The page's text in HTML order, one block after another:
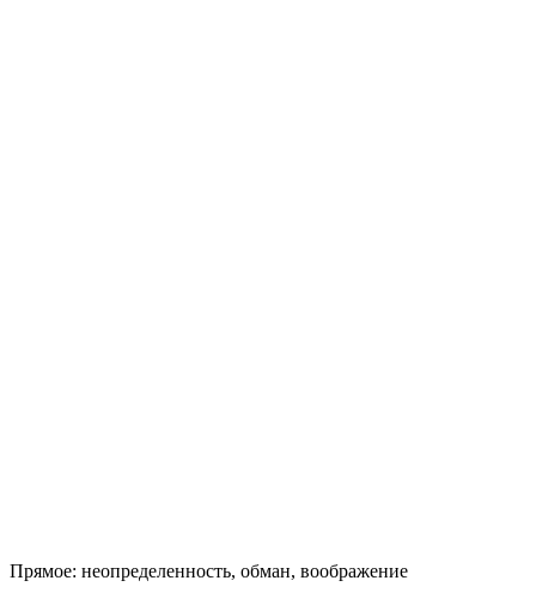
Прямое: неопределенность, обман, воображение